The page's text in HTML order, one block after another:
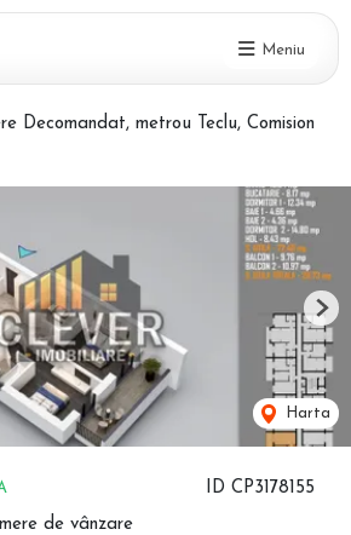
Meniu
Decomandat, metrou Teclu, Comision
ID CP3178155
de vânzare
Harta